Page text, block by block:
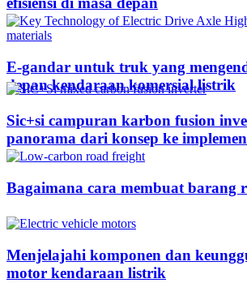
E-gandar untuk truk yang
depan kendaraan komersial listrik
Sic+si campuran karbon fusion
panorama dari konsep ke
Bagaimana cara membuat barang
Menjelajahi komponen dan
motor kendaraan listrik